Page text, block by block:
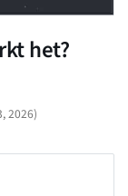
het?
2026)